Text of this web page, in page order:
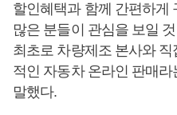
할인혜택과 함께 간편하게
많은 분들이 관심을 보일
최초로 차량제조 본사와
적인 자동차 온라인 판매
말했다.